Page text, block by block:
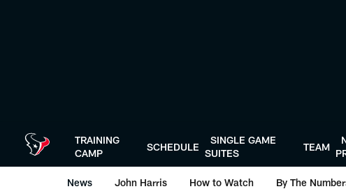
TRAINING
CAMP
SCHEDULE
SINGLE GAME
SUITES
TEAM
News John Harris How to Watch By The